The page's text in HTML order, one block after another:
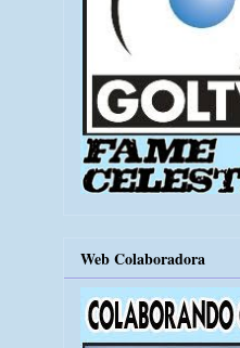
Web Colaboradora